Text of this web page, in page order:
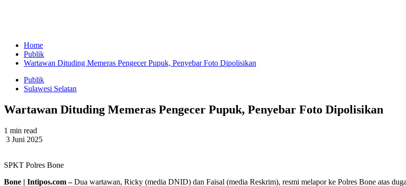
Home
Publik
Wartawan Dituding Memeras Pengecer Pupuk, Penyebar Foto Dipolisikan
Publik
Sulawesi Selatan
Wartawan Dituding Memeras Pengecer Pupuk, Penyebar Foto Dipolisikan
1 min read
3 Juni 2025
SPKT Polres Bone
Bone | Intipos.com –Dua wartawan, Ricky (media DNID) dan Faisal (media Reskrim), resmi melapor ke Polres Bone atas